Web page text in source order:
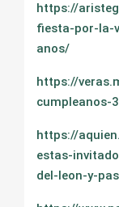
https://
fiesta-por-la-
anos/
https://
cumpleanos-
https://
estas-
del-leon-y-